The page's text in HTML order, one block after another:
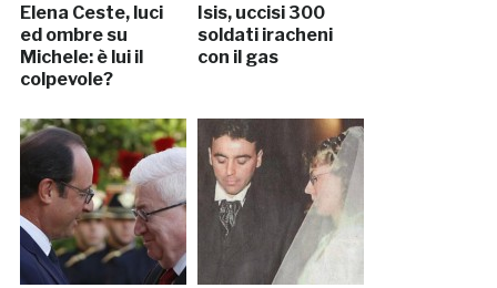
Elena Ceste, luci
ed ombre su
Michele: è lui il
colpevole?
Isis, uccisi 300
soldati iracheni
con il gas